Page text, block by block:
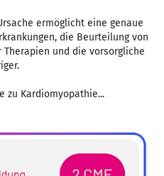
ermöglicht eine genaue
die Beurteilung von
und die vorsorgliche
zu Kardiomyopathie...